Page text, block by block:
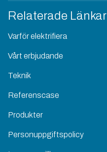
Relaterade Länkar
Varför elektrifiera
Vårt erbjudande
Teknik
Referenscase
Produkter
Personuppgiftspolicy